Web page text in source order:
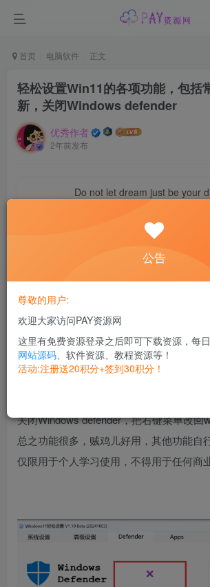
首页 电脑软件 正文
轻松设置Win11的各项功能，包括
新，关闭Windows defender
优秀作者
2年前发布
Do not let dream just be your
【软件名称】：Windows11轻松设置
【适用平台】：Win
【应用大小】：304.3KB
【应用介绍】
轻松设置Win11的各项功能，包括常
关闭Windows defender，把右键菜单改回
总之功能很多，贼鸡儿好用，其他功能自
仅限用于个人学习使用，不得用于任何商
公告
尊敬的用户:
欢迎大家访问PAY资源网
这里有免费资源登录之后即可下载资源，每
网站源码、软件资源、教程资源等！
活动:注册送20积分+签到30积分！